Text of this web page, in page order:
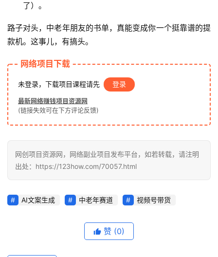
冒
泡
网
了）。
路子对头，中老年朋友的书单，真能变成你一个挺靠谱的提
款机。这事儿，有搞头。
网络项目下载
未登录，下载项目课程请先 登录
最新网络赚钱项目资源网
(链接失效可在下方评论反馈)
网创项目资源网，网络副业项目发布平台，如若转载，请注明
出处：https://123how.com/70057.html
AI文案生成 中老年赛道 视频号带货
赞 (0)